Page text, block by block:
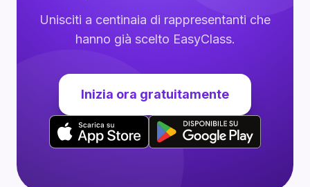
Unisciti a centinaia di rappresentanti che
hanno già scelto EasyClass.
Inizia ora gratuitamente